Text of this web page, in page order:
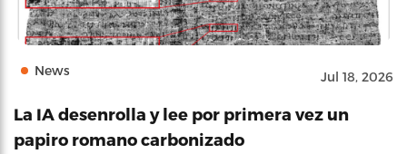
News Jul 18, 2026
La IA desenrolla y lee por primera vez un
papiro romano carbonizado